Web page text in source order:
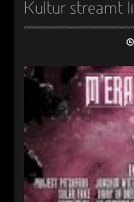
►
Dia
Oberer
► Alltag
Oberer
► Die
Oberer
►
Oberer
Oberer
► Der
Oberer
Kultur streamt